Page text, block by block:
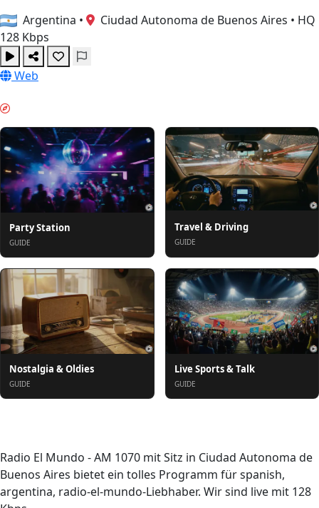
Argentina • Ciudad Autonoma de Buenos Aires • HQ
128 Kbps
Web
Party Station
GUIDE
Travel & Driving
GUIDE
Nostalgia & Oldies
GUIDE
Live Sports & Talk
GUIDE
Radio El Mundo - AM 1070 mit Sitz in Ciudad Autonoma de
Buenos Aires bietet ein tolles Programm für spanish,
argentina, radio-el-mundo-Liebhaber. Wir sind live mit 128